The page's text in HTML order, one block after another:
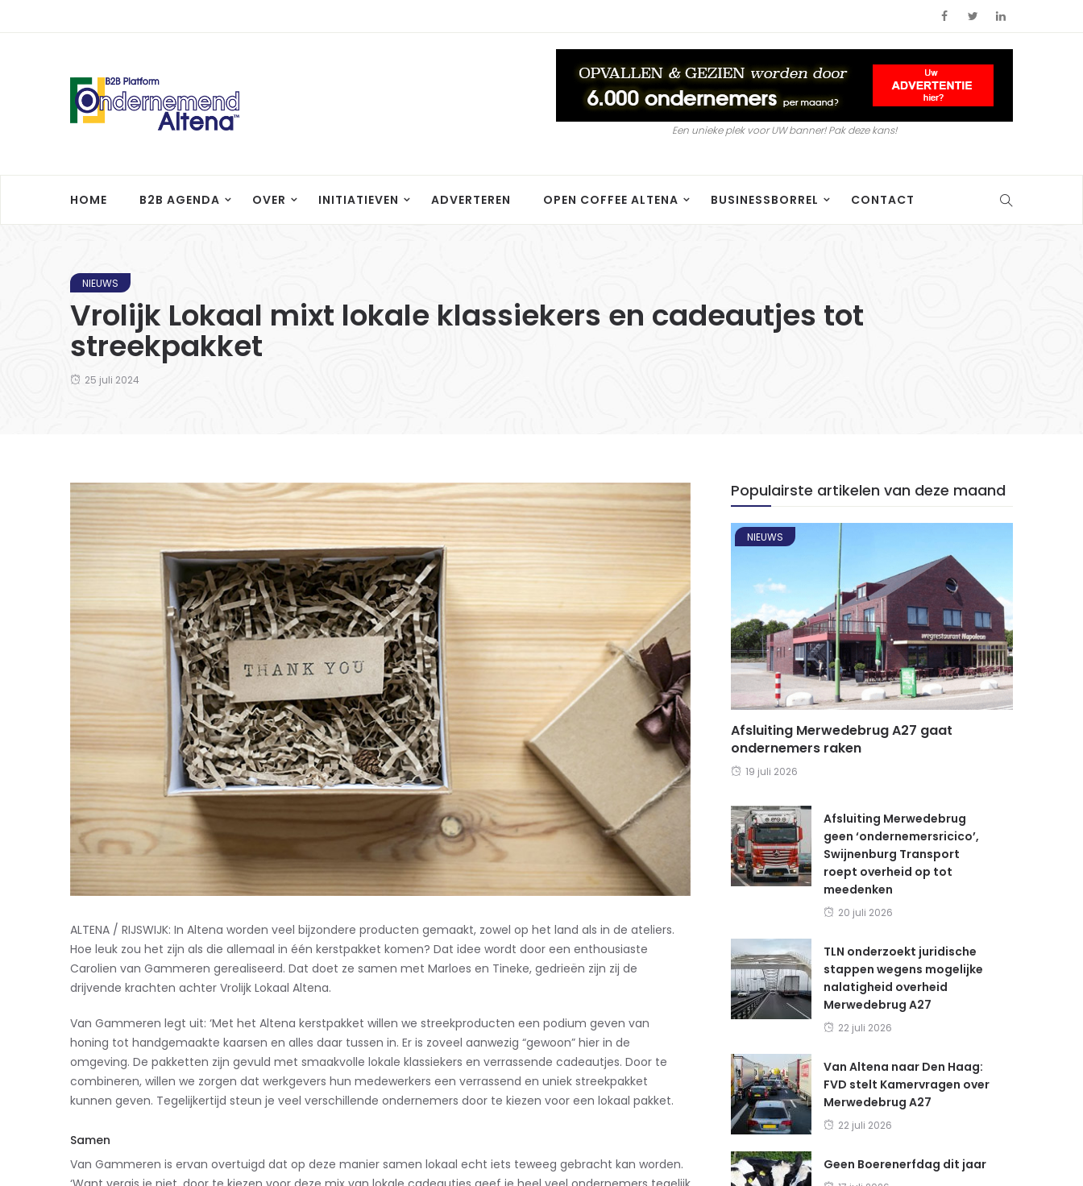
Een unieke plek voor UW banner! Pak deze kans!
HOME B2B AGENDA OVER INITIATIEVEN ADVERTEREN OPEN COFFEE ALTENA BUSINESSBORREL CONTACT
NIEUWS
Vrolijk Lokaal mixt lokale klassiekers en cadeautjes tot
streekpakket
25 juli 2024
ALTENA / RIJSWIJK: In Altena worden veel bijzondere producten gemaakt, zowel op het land als in de ateliers.
Hoe leuk zou het zijn als die allemaal in één kerstpakket komen? Dat idee wordt door een enthousiaste
Carolien van Gammeren gerealiseerd. Dat doet ze samen met Marloes en Tineke, gedrieën zijn zij de
drijvende krachten achter Vrolijk Lokaal Altena.
Van Gammeren legt uit: ‘Met het Altena kerstpakket willen we streekproducten een podium geven van
honing tot handgemaakte kaarsen en alles daar tussen in. Er is zoveel aanwezig “gewoon” hier in de
omgeving. De pakketten zijn gevuld met smaakvolle lokale klassiekers en verrassende cadeautjes. Door te
combineren, willen we zorgen dat werkgevers hun medewerkers een verrassend en uniek streekpakket
kunnen geven. Tegelijkertijd steun je veel verschillende ondernemers door te kiezen voor een lokaal pakket.
Samen
Van Gammeren is ervan overtuigd dat op deze manier samen lokaal echt iets teweeg gebracht kan worden.
Populairste artikelen van deze maand
NIEUWS
Afsluiting Merwedebrug A27 gaat
ondernemers raken
19 juli 2026
Afsluiting Merwedebrug
geen ‘ondernemersricico’,
Swijnenburg Transport
roept overheid op tot
meedenken
20 juli 2026
TLN onderzoekt juridische
stappen wegens mogelijke
nalatigheid overheid
Merwedebrug A27
22 juli 2026
Van Altena naar Den Haag:
FVD stelt Kamervragen over
Merwedebrug A27
22 juli 2026
Geen Boerenerfdag dit jaar